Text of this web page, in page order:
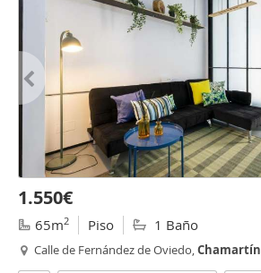
1.550€
65m2 Piso 1 Baño
Calle de Fernández de Oviedo,Chamartín